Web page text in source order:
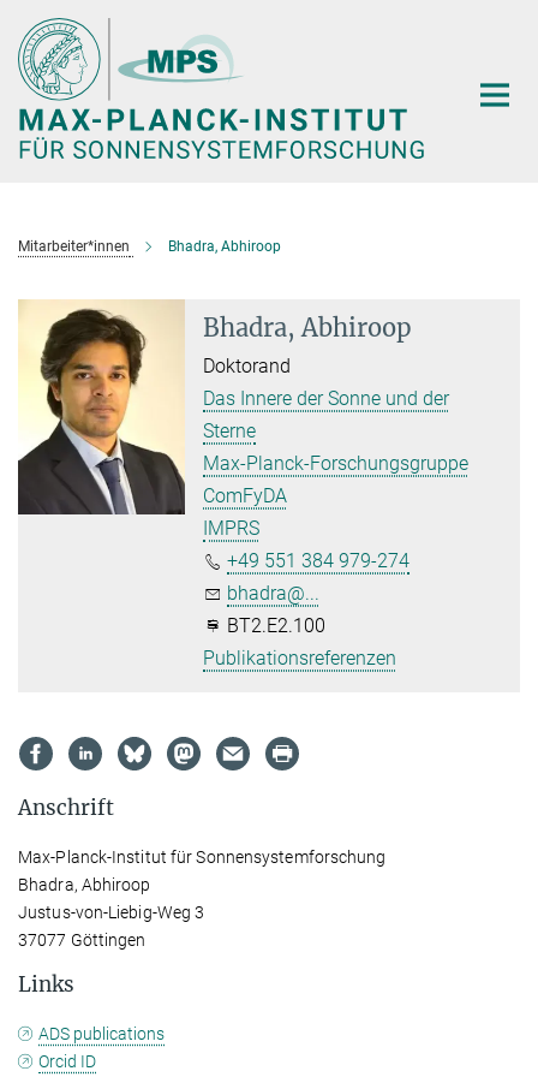
Hauptinhalt
Mitarbeiter*innen Bhadra, Abhiroop
Bhadra, Abhiroop
Doktorand
Das Innere der Sonne und der
Sterne
Max-Planck-Forschungsgruppe
ComFyDA
IMPRS
+49 551 384 979-274
bhadra@...
BT2.E2.100
Publikationsreferenzen
Anschrift
Max-Planck-Institut für Sonnensystemforschung
Bhadra, Abhiroop
Justus-von-Liebig-Weg 3
37077 Göttingen
Links
ADS publications
Orcid ID